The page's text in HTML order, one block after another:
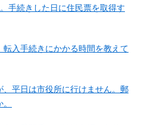
手続きした日に住民票を取得す
入手続きにかかる時間を教えて
平日は市役所に行けません。郵